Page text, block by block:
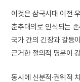
이것은 삼국시대 이전
춘추대의로 인식되는
국가 간의 긴장과 갈등
근거한 절의적 명분이
동시에 신분적·권위적